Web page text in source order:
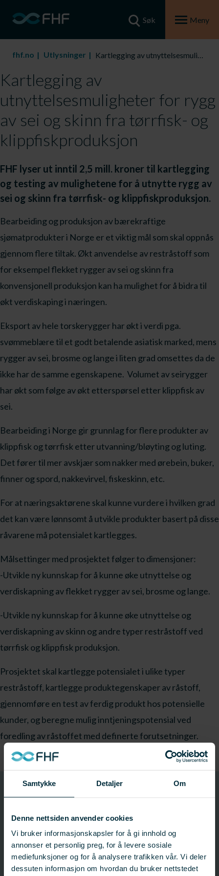
Samtykke Detaljer Om
Denne nettsiden anvender cookies
Vi bruker informasjonskapsler for å gi innhold og
annonser et personlig preg, for å levere sosiale
mediefunksjoner og for å analysere trafikken vår. Vi deler
dessuten informasjon om hvordan du bruker nettstedet
Søk Meny
fhf.no Utlysninger Kartlegging av utnyttelsesmuligheter for rygg av sei og skinn fra tørrfisk- og klippfiskproduksjon
Kartlegging av
utnyttelsesmuligheter for rygg
av sei og skinn fra tørrfisk- og
klippfiskproduksjon
FHF lyser ut inntil 2,5 mill. kroner til kartlegging
og testing av mulighetene for å utnytte rygg av
sei og skinn fra tørrfisk- og klippfiskproduksjon.
Bearbeiding og produksjon av bærekraftige
sjømatprodukter i Norge er et viktig mål som skal oppnås
gjennom flere tiltak. Økt anvendelse av restråstoff som
for eksempel flekket rygger av sei og skinn fra
konvensjonell produksjon kan ha mulighet for å bidra til
økt verdiskaping i næringen.
Eksport av hele torskerygger har økt i verdi pga.
svømmeblære til et godt betalende asiatisk marked, mens
rygger av sei, brosme og lange i liten grad omsettes da de
ikke har de samme egenskapene. Volumet av seirygger
har økt som følge av økt etterspørsel etter klippfisk av
sei.
Bearbeiding i Norge gir grunnlag for flere produkter av
klippfisk og tørrfisk etter utvanning/bløyting og luting.
Det fører til mer avskjær som nakker med ørebein, buker,
finner og spord, nakkevirvel, fiskeskinn, etc.
For at næringsaktørene skal kunne vurdere i hvilken grad
det kan være lønnsomt å utvikle produkter basert på disse
råvarene må potensialet kartlegges.
Målsettinger med prosjektet følger to dimensjoner:
-Utvikle ny kunnskap for å kunne øke utnyttelse og
verdiskapning av flekket rygger av sei, brosme og lange.
-Utvikle ny kunnskap for å kunne øke utnyttelse og
verdiskapning av skinn og andre typer restråstoff ved
tørrfisk og klippfisk produksjon.
Prosjektet skal kartlegge potensialet i ulike typer
restråstoff, kartlegge produktegenskaper av råstoff,
gjennomføre en test av ferdig produkt hos potensielle
kunder, og beregne mulig inntjeningspotensial ved
foredling av råstoffet med definerte forutsetninger.
Offentliggjort: 16. februar 2023
Søknadsfrist: 24. mars 2023 13:00
Status:Avsluttet